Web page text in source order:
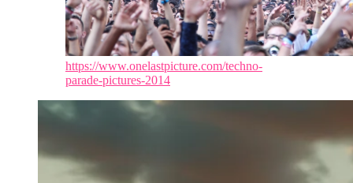
https://www.onelastpicture.com/techno-
parade-pictures-2014